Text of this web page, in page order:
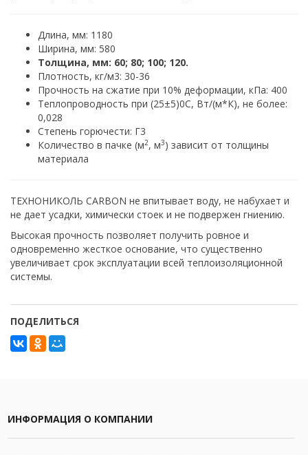
Длина, мм: 1180
Ширина, мм: 580
Толщина, мм: 60; 80; 100; 120.
Плотность, кг/м3: 30-36
Прочность на сжатие при 10% деформации, кПа: 400
Теплопроводность при (25±5)0С, Вт/(м*К), не более:
0,028
Степень горючести: Г3
Количество в пачке (м2, м3) зависит от толщины
материала
ТЕХНОНИКОЛЬ CARBON не впитывает воду, не набухает и
не дает усадки, химически стоек и не подвержен гниению.
Высокая прочность позволяет получить ровное и
одновременно жесткое основание, что существенно
увеличивает срок эксплуатации всей теплоизоляционной
системы.
ПОДЕЛИТЬСЯ
ИНФОРМАЦИЯ О КОМПАНИИ